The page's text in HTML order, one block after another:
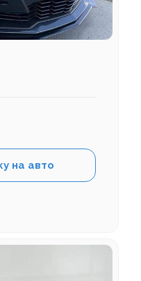
на авто